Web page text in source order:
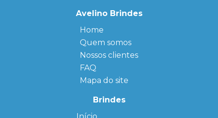
Avelino Brindes
Home
Quem somos
Nossos clientes
FAQ
Mapa do site
Brindes